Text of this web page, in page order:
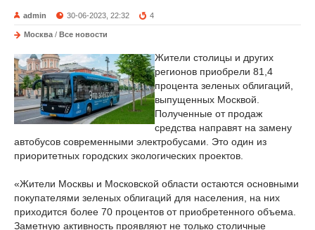
admin 30-06-2023, 22:32 4
Москва / Все новости
Жители столицы и других
регионов приобрели 81,4
процента зеленых облигаций,
выпущенных Москвой.
Полученные от продаж
средства направят на замену
автобусов современными электробусами. Это один из
приоритетных городских экологических проектов.
«Жители Москвы и Московской области остаются основными
покупателями зеленых облигаций для населения, на них
приходится более 70 процентов от приобретенного объема.
Заметную активность проявляют не только столичные